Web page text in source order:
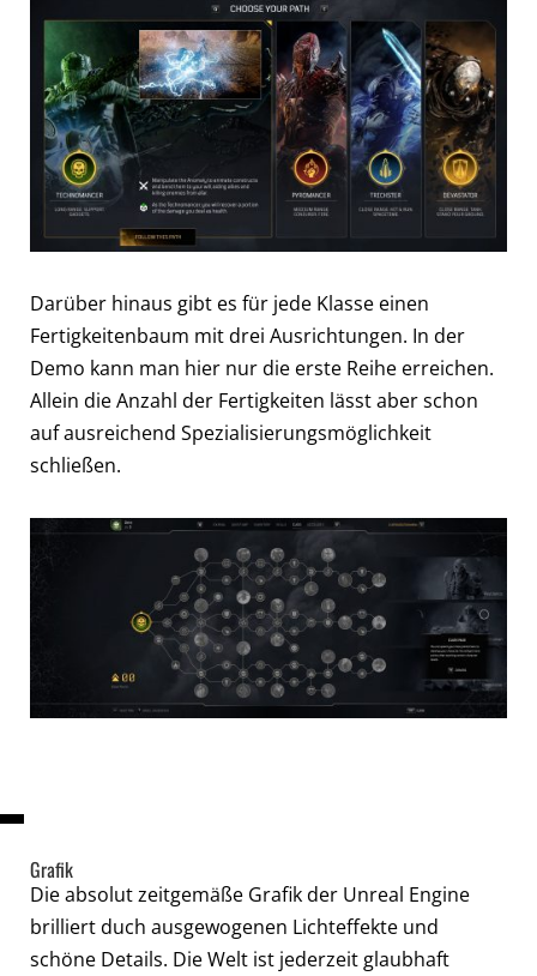
Darüber hinaus gibt es für jede Klasse einen
Fertigkeitenbaum mit drei Ausrichtungen. In der
Demo kann man hier nur die erste Reihe erreichen.
Allein die Anzahl der Fertigkeiten lässt aber schon
auf ausreichend Spezialisierungsmöglichkeit
schließen.
Grafik
Die absolut zeitgemäße Grafik der Unreal Engine
brilliert duch ausgewogenen Lichteffekte und
schöne Details. Die Welt ist jederzeit glaubhaft